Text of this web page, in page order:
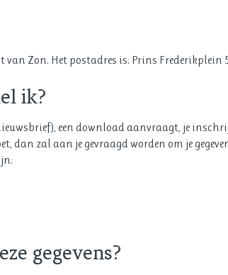
Zon. Het postadres is: Prins Frederikplein
ik?
een download aanvraagt, je
dan zal aan je gevraagd worden om je
gegevens?